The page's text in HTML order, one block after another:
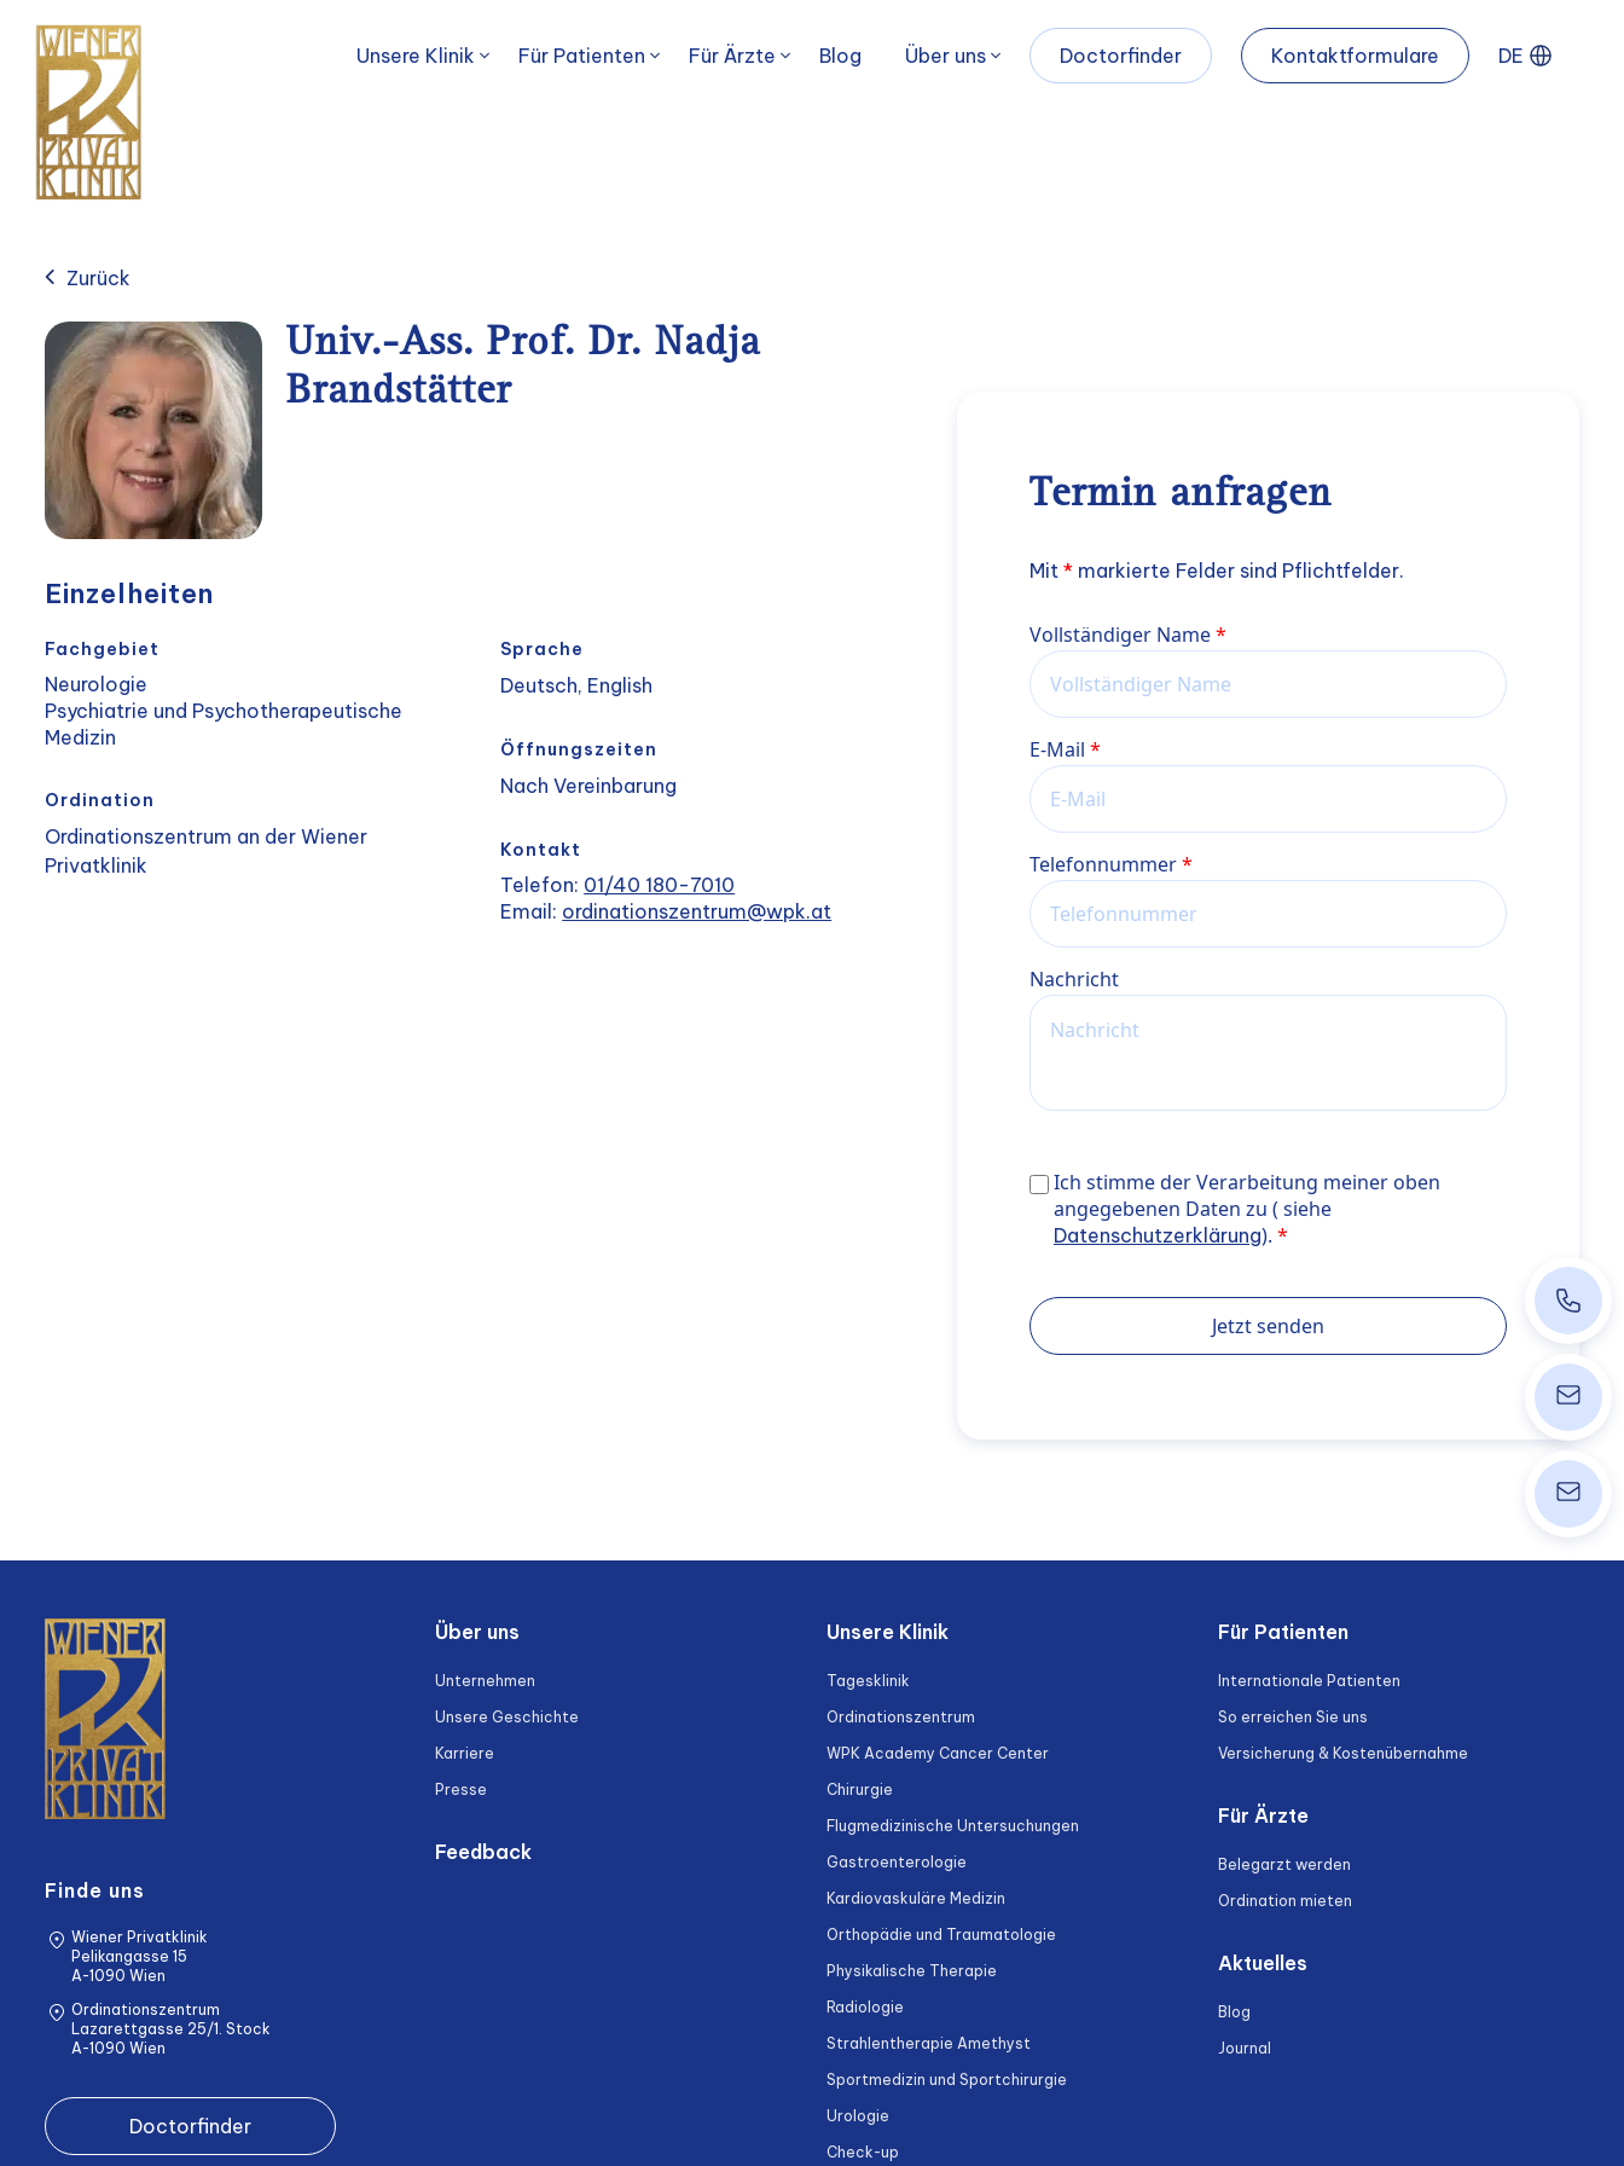
Unsere Klinik Für Patienten Für Ärzte Blog Über uns Doctorfinder Kontaktformulare DE
Zurück
Univ.-Ass. Prof. Dr. Nadja
Brandstätter
Einzelheiten
Fachgebiet
Neurologie
Psychiatrie und Psychotherapeutische
Medizin
Ordination
Ordinationszentrum an der Wiener
Privatklinik
Sprache
Deutsch, English
Öffnungszeiten
Nach Vereinbarung
Kontakt
Telefon: 01/40 180-7010
Email: ordinationszentrum@wpk.at
Termin anfragen
Mit *markierte Felder sind Pflichtfelder.
Name
Vollständiger Name
E-Mail
Telefonnummer
Nachricht
Ich stimme der Verarbeitung meiner oben angegebenen
noreferrer"> Datenschutzerklärung</a>).
Ich stimme der Verarbeitung meiner oben
angegebenen Daten zu ( siehe
Datenschutzerklärung).
Jetzt senden
Finde uns
Wiener Privatklinik
Pelikangasse 15
A-1090 Wien
Ordinationszentrum
Lazarettgasse 25/1. Stock
A-1090 Wien
Doctorfinder
Über uns
Unternehmen
Unsere Geschichte
Karriere
Presse
Feedback
Unsere Klinik
Tagesklinik
Ordinationszentrum
WPK Academy Cancer Center
Chirurgie
Flugmedizinische Untersuchungen
Gastroenterologie
Kardiovaskuläre Medizin
Orthopädie und Traumatologie
Physikalische Therapie
Radiologie
Strahlentherapie Amethyst
Sportmedizin und Sportchirurgie
Urologie
Check-up
Für Patienten
Internationale Patienten
So erreichen Sie uns
Versicherung & Kostenübernahme
Für Ärzte
Belegarzt werden
Ordination mieten
Aktuelles
Blog
Journal
+43